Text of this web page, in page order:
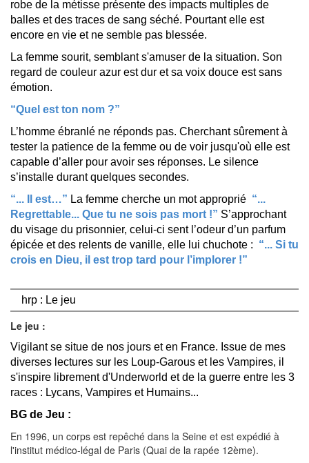
robe de la métisse présente des impacts multiples de
balles et des traces de sang séché. Pourtant elle est
encore en vie et ne semble pas blessée.
La femme sourit, semblant s'amuser de la situation. Son
regard de couleur azur est dur et sa voix douce est sans
émotion.
“Quel est ton nom ?”
L’homme ébranlé ne réponds pas. Cherchant sûrement à
tester la patience de la femme ou de voir jusqu'où elle est
capable d’aller pour avoir ses réponses. Le silence
s’installe durant quelques secondes.
“... Il est…” La femme cherche un mot approprié “...
Regrettable... Que tu ne sois pas mort !” S’approchant
du visage du prisonnier, celui-ci sent l’odeur d’un parfum
épicée et des relents de vanille, elle lui chuchote : “... Si tu
crois en Dieu, il est trop tard pour l’implorer !”
hrp : Le jeu
Le jeu :
Vigilant se situe de nos jours et en France. Issue de mes
diverses lectures sur les Loup-Garous et les Vampires, il
s'inspire librement d'Underworld et de la guerre entre les 3
races : Lycans, Vampires et Humains...
BG de Jeu :
En 1996, un corps est repêché dans la Seine et est expédié à
l'institut médico-légal de Paris (Quai de la rapée 12ème).